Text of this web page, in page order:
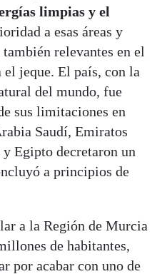
limpias y el
a esas áreas y
relevantes en el
el jeque. El país, con la
del mundo, fue
sus limitaciones en
Saudí, Emiratos
Egipto decretaron un
a principios de
a la Región de Murcia
de habitantes,
por acabar con uno de